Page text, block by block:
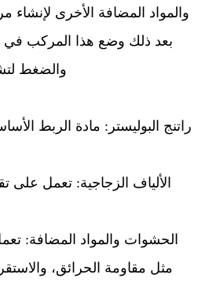
والمواد المضافة الأخرى لإنشاء
بعد ذلك وضع هذا المركب في
والضغط
راتنج البوليستر: مادة الربط
الألياف الزجاجية: تعمل على
الحشوات والمواد المضافة:
مثل مقاومة الحرائق،